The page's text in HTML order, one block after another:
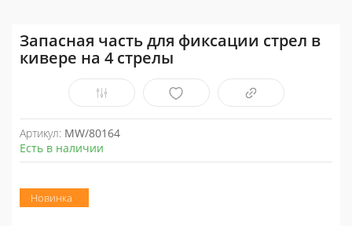
Запасная часть для фиксации стрел в
кивере на 4 стрелы
Артикул: MW/80164
Есть в наличии
Новинка